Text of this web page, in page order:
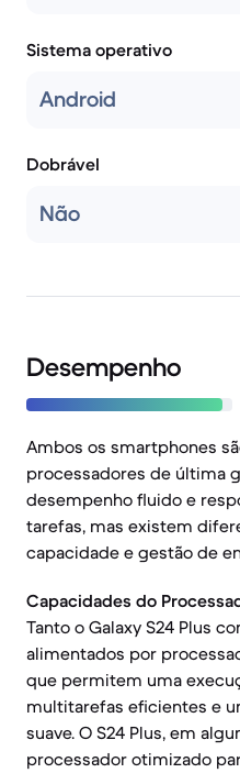
Sistema operativo
Android
Dobrável
Não
Desempenho
Ambos os smartphones
processadores de última
desempenho fluido e
tarefas, mas existem
capacidade e gestão de
Capacidades do
Tanto o Galaxy S24 Plus
alimentados por
que permitem uma
multitarefas eficientes e
suave. O S24 Plus, em
processador otimizado